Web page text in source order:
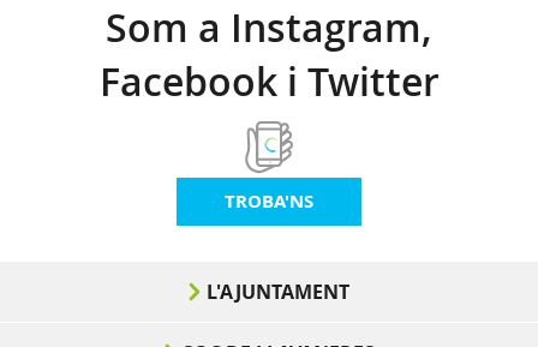
Som a Instagram,
Facebook i Twitter
TROBA'NS
L'AJUNTAMENT